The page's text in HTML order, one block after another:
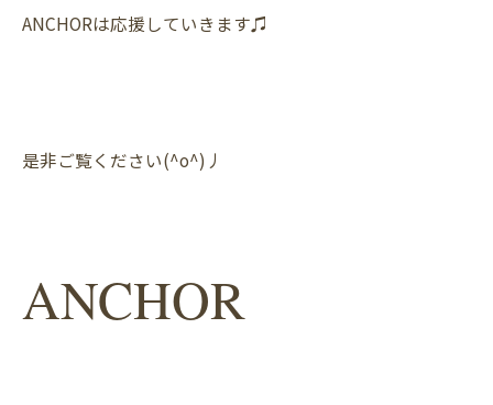
ANCHORは応援していきます♫
是非ご覧ください(^o^)丿
ANCHOR